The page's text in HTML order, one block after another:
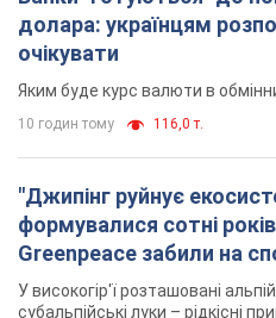
долара: українцям
очікувати
Яким буде курс валюти в
10 годин тому 116,0 т.
"Джипінг руйнує
формувалися сотні
Greenpeace забили на
У високогір'ї розташовані
субальпійські луки – рідкісні